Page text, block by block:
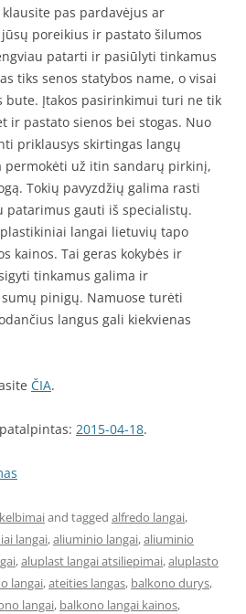
pas pardavėjus ar
poreikius ir pastato šilumos
patarti ir pasiūlyti tinkamus
tiks senos statybos name, o visai
bute. Įtakos pasirinkimui turi ne tik
ir pastato sienos bei stogas. Nuo
priklausys skirtingas langų
permokėti už itin sandarų pirkinį,
Tokių pavyzdžių galima rasti
patarimus gauti iš specialistų.
langai lietuvių tapo
kainos. Tai geras kokybės ir
tinkamus galima ir
pinigų. Namuose turėti
langus gali kiekvienas
ČIA.
2015-04-18.
and tagged alfredo langai,
langai,aliuminio langai,aliuminio
,aluplast langai atsiliepimai,aluplasto
langai,ateities langas, balkono durys,
langai, balkono langai kainos,